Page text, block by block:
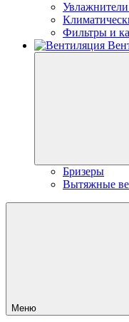
Увлажнители
Фильтры и
Бризеры
Вытяжные
Меню